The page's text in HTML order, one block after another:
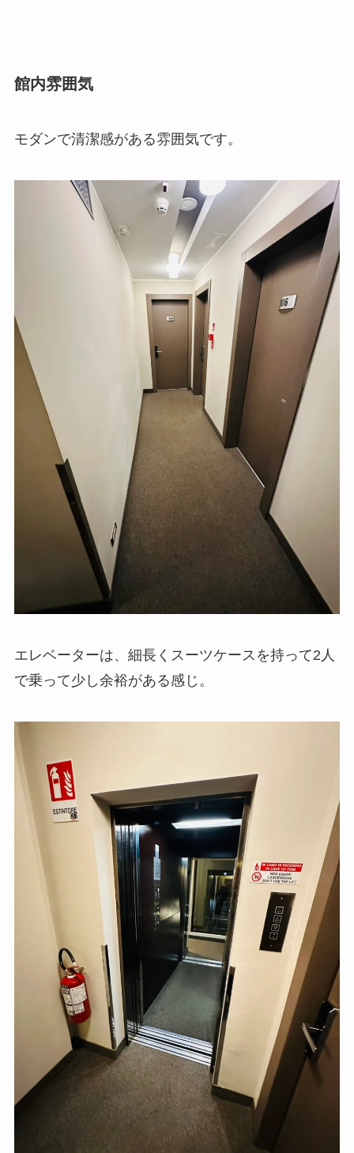
館内雰囲気
モダンで清潔感がある雰囲気です。
エレベーターは、細長くスーツケースを持って2人
で乗って少し余裕がある感じ。